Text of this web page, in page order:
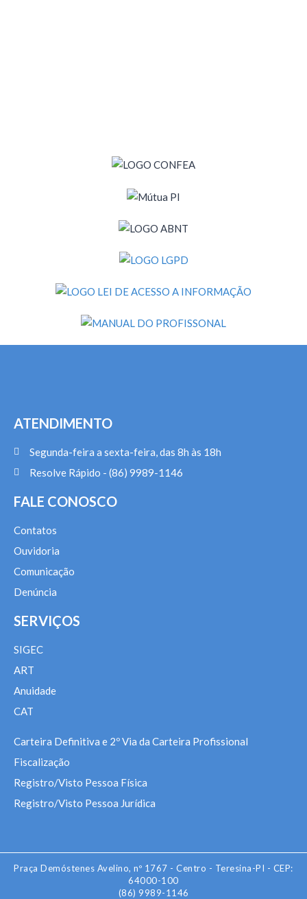
ATENDIMENTO
Segunda-feira a sexta-feira, das 8h às 18h
Resolve Rápido - (86) 9989-1146
FALE CONOSCO
Contatos
Ouvidoria
Comunicação
Denúncia
SERVIÇOS
SIGEC
ART
Anuidade
CAT
Carteira Definitiva e 2º Via da Carteira Profissional
Fiscalização
Registro/Visto Pessoa Física
Registro/Visto Pessoa Jurídica
Praça Demóstenes Avelino, nº 1767 - Centro - Teresina-PI - CEP:
64000-100
(86) 9989-1146